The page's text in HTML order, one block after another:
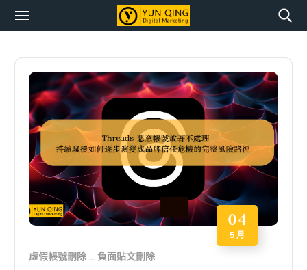
04
5 月
虛假帳號刪除 負面貼文刪除